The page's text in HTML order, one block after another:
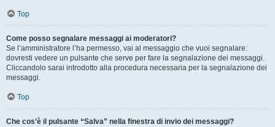
Top
Come posso segnalare messaggi ai moderatori?
Se l’amministratore l’ha permesso, vai al messaggio che vuoi segnalare:
dovresti vedere un pulsante che serve per fare la segnalazione dei messaggi.
Cliccandolo sarai introdotto alla procedura necessaria per la segnalazione dei
messaggi.
Top
Che cos’è il pulsante “Salva” nella finestra di invio dei messaggi?